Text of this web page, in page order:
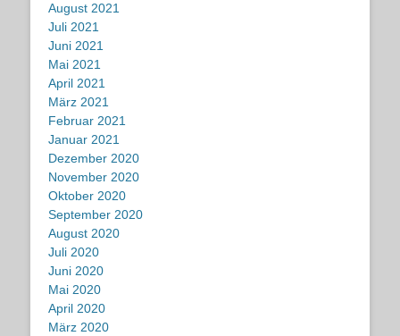
August 2021
Juli 2021
Juni 2021
Mai 2021
April 2021
März 2021
Februar 2021
Januar 2021
Dezember 2020
November 2020
Oktober 2020
September 2020
August 2020
Juli 2020
Juni 2020
Mai 2020
April 2020
März 2020